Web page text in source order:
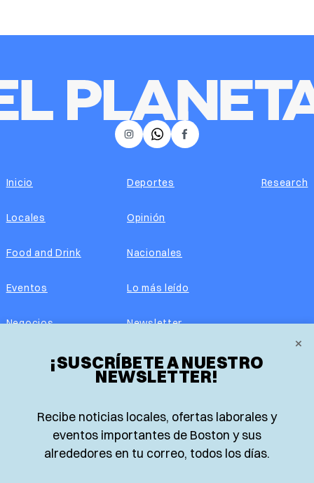
×
¡SUSCRÍBETE A NUESTRO
NEWSLETTER!
Recibe noticias locales, ofertas laborales y
eventos importantes de Boston y sus
alrededores en tu correo, todos los días.
𝕏 Facebook
Instagram
Inicio
Locales
Food and Drink
Eventos
Negocios
Real Estate
Guía de Recursos
Deportes
Opinión
Nacionales
Lo más leído
Newsletter
Edición impresa
Advertise with us
Research